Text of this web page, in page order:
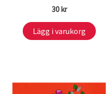
30 kr
Lägg i varukorg